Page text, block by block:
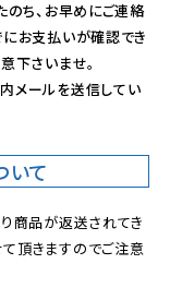
のち、お早めにご連絡
お支払いが確認でき
下さいませ。
メールを送信してい
いて
商品が返送されてき
頂きますのでご注意